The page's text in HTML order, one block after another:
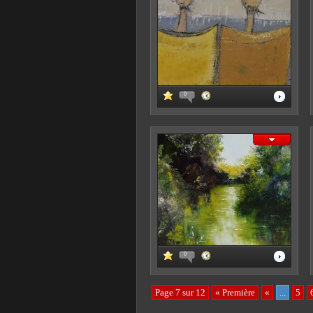
0
0
Page 7 sur 12 « Première « ... 5